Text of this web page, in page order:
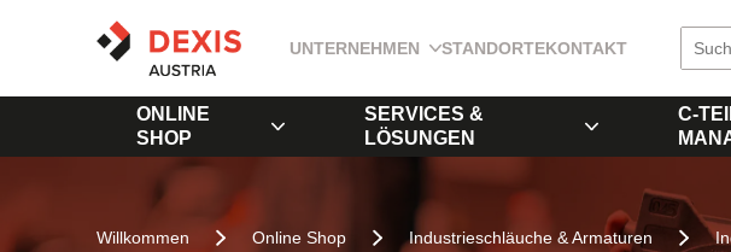
UNTERNEHMEN STANDORTEKONTAKT
ONLINE
SHOP
SERVICES &
LÖSUNGEN
C-
Willkommen Online Shop Industrieschläuche & Armaturen